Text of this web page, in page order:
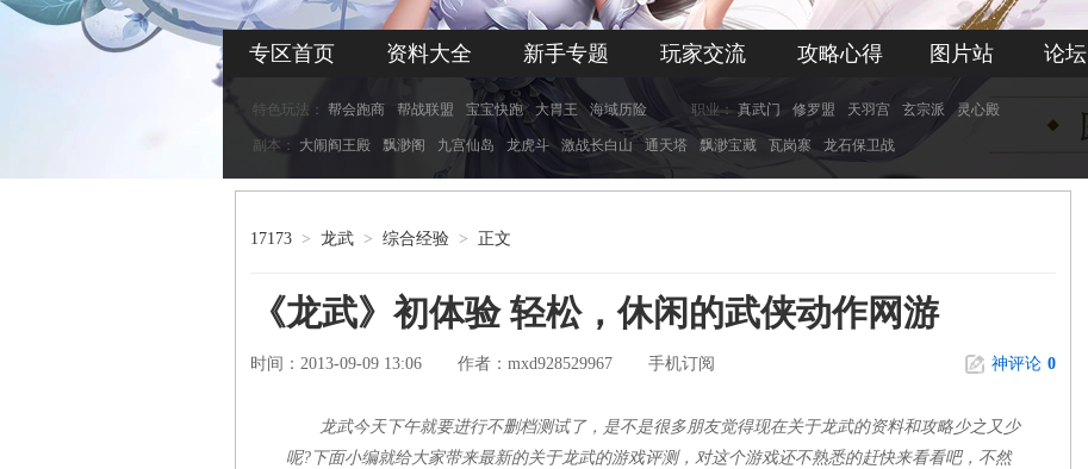
专区首页 资料大全 新手专题 玩家交流 攻略心得 图片站 论坛
特色玩法： 帮会跑商 帮战联盟 宝宝快跑 大胃王 海域历险 职业： 真武门 修罗盟 天羽宫 玄宗派 灵心殿
副本： 大闹阎王殿 飘渺阁 九宫仙岛 龙虎斗 激战长白山 通天塔 飘渺宝藏 瓦岗寨 龙石保卫战
17173 > 龙武 > 综合经验 > 正文
《龙武》初体验 轻松，休闲的武侠动作网游
时间：2013-09-09 13:06 作者： mxd928529967 手机订阅 神评论 0
龙武今天下午就要进行不删档测试了，是不是很多朋友觉得现在关于龙武的资料和攻略少之又少
呢?下面小编就给大家带来最新的关于龙武的游戏评测，对这个游戏还不熟悉的赶快来看看吧，不然